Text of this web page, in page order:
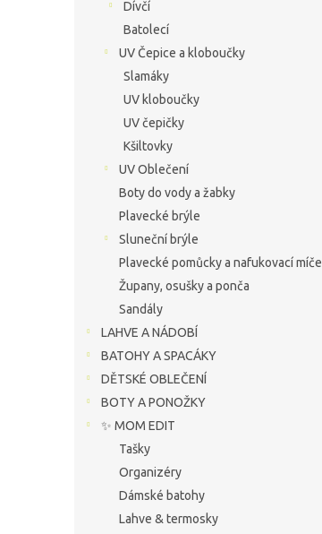
Dívčí
Batolecí
UV Čepice a kloboučky
Slamáky
UV kloboučky
UV čepičky
Kšiltovky
UV Oblečení
Boty do vody a žabky
Plavecké brýle
Sluneční brýle
Plavecké pomůcky a nafukovací míče
Župany, osušky a ponča
Sandály
LAHVE A NÁDOBÍ
BATOHY A SPACÁKY
DĚTSKÉ OBLEČENÍ
BOTY A PONOŽKY
✨ MOM EDIT
Tašky
Organizéry
Dámské batohy
Lahve & termosky